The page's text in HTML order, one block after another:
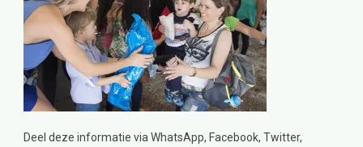
Deel deze informatie via WhatsApp, Facebook, Twitter,